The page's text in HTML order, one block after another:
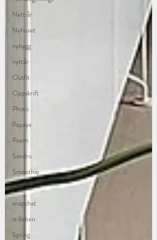
Nytt år
Nyhuset
nybygg
nyttår
Outfit
Oppskrift
Photo
Papaya
Poem
Sandro
Smoothie
poster
snapchat
stilleben
Spring